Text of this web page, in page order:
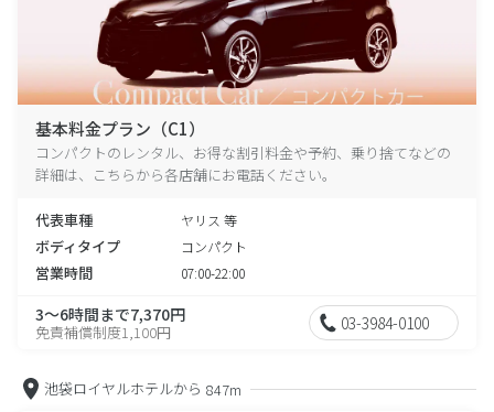
基本料金プラン（C1）
コンパクトのレンタル、お得な割引料金や予約、乗り捨てなどの
詳細は、こちらから各店舗にお電話ください。
代表車種 ヤリス 等
ボディタイプ コンパクト
営業時間 07:00-22:00
3～6時間まで7,370円
免責補償制度1,100円 03-3984-0100
池袋ロイヤルホテルから 847m